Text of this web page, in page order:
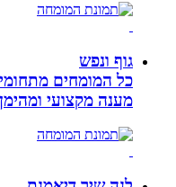
גוף ונפש
כל המומחים מתחומי
מענה מקצועי ומהימן